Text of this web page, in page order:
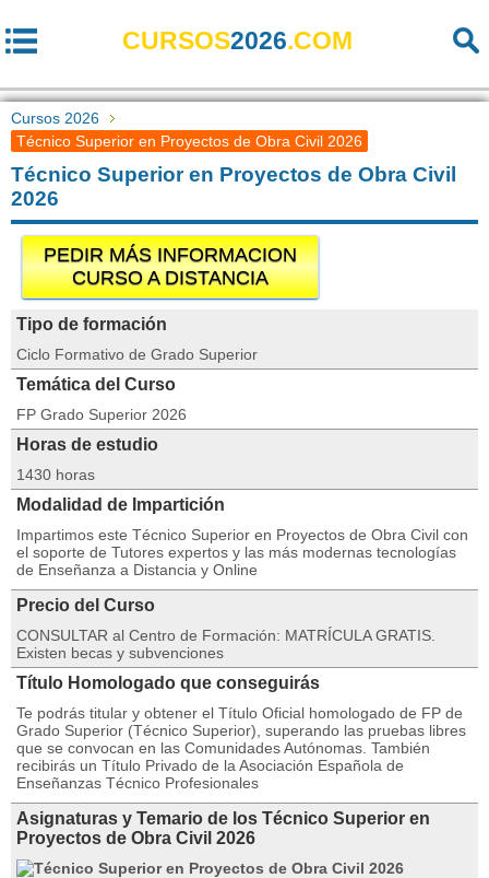
CURSOS2026.COM
Cursos 2026
Técnico Superior en Proyectos de Obra Civil 2026
Técnico Superior en Proyectos de Obra Civil
2026
PEDIR MÁS INFORMACION
CURSO A DISTANCIA
Tipo de formación
Ciclo Formativo de Grado Superior
Temática del Curso
FP Grado Superior 2026
Horas de estudio
1430 horas
Modalidad de Impartición
Impartimos este Técnico Superior en Proyectos de Obra Civil con
el soporte de Tutores expertos y las más modernas tecnologías
de Enseñanza a Distancia y Online
Precio del Curso
CONSULTAR al Centro de Formación: MATRÍCULA GRATIS.
Existen becas y subvenciones
Título Homologado que conseguirás
Te podrás titular y obtener el Título Oficial homologado de FP de
Grado Superior (Técnico Superior), superando las pruebas libres
que se convocan en las Comunidades Autónomas. También
recibirás un Título Privado de la Asociación Española de
Enseñanzas Técnico Profesionales
Asignaturas y Temario de los Técnico Superior en
Proyectos de Obra Civil 2026